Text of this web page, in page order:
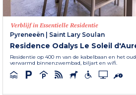
Verblijf in Essentielle Residentie
Pyreneeën
Saint Lary Soulan
Residence Odalys Le Soleil
Residentie op 400 m van de kabelbaan en het
verwarmd binnenzwembad, biljart en wifi.